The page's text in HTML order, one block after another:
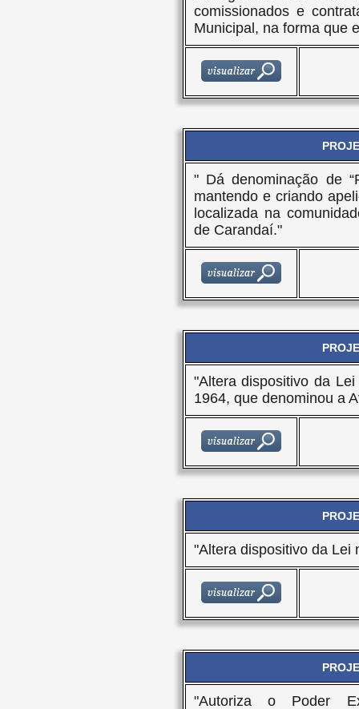
comissionados e
Municipal, na forma que
" Dá denominação de
mantendo e criando
localizada na
de Carandaí."
"Altera dispositivo da
1964, que denominou a
"Altera dispositivo da Lei
"Autoriza o Poder